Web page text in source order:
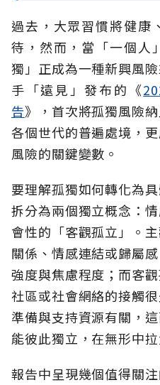
過去，大眾習慣將健康
待，然而，當「一個人
獨」正成為一種新興風
手「遠見」發布的《
告》，首次將孤獨風險
各個世代的普遍處境，
風險的關鍵變數。
要理解孤獨如何轉化為
拆分為兩個獨立概念：
會性的「客觀孤立」。
關係、情感連結或歸屬
強度與焦慮程度；而客
社區或社會網絡的接觸
準備與支持資源有關，
能彼此獨立，在無形中
報告中呈現幾個值得關